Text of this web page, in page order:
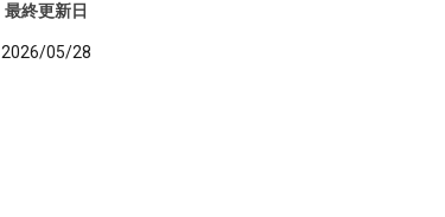
最終更新日
2026/05/28